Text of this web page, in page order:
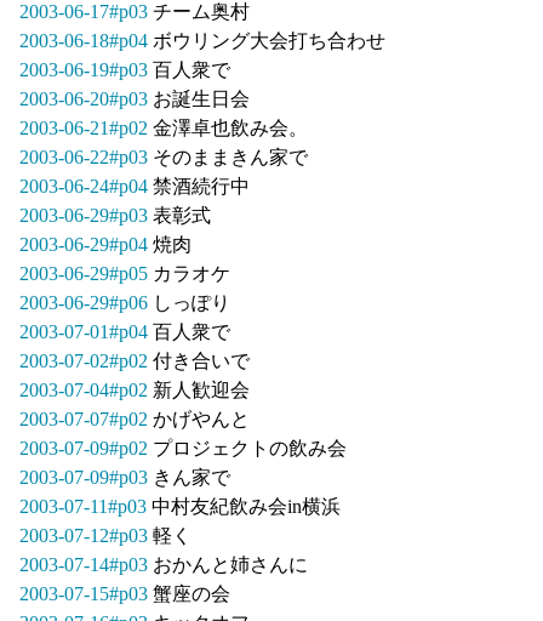
2003-06-17#p03 チーム奥村
2003-06-18#p04 ボウリング大会打ち合わせ
2003-06-19#p03 百人衆で
2003-06-20#p03 お誕生日会
2003-06-21#p02 金澤卓也飲み会。
2003-06-22#p03 そのままきん家で
2003-06-24#p04 禁酒続行中
2003-06-29#p03 表彰式
2003-06-29#p04 焼肉
2003-06-29#p05 カラオケ
2003-06-29#p06 しっぽり
2003-07-01#p04 百人衆で
2003-07-02#p02 付き合いで
2003-07-04#p02 新人歓迎会
2003-07-07#p02 かげやんと
2003-07-09#p02 プロジェクトの飲み会
2003-07-09#p03 きん家で
2003-07-11#p03 中村友紀飲み会in横浜
2003-07-12#p03 軽く
2003-07-14#p03 おかんと姉さんに
2003-07-15#p03 蟹座の会